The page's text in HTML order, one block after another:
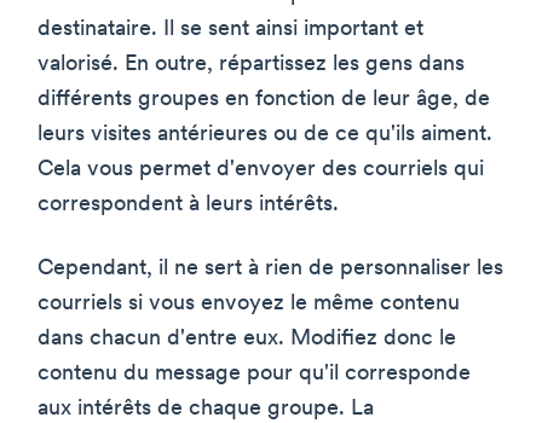
destinataire. Il se sent ainsi important et
valorisé. En outre, répartissez les gens dans
différents groupes en fonction de leur âge, de
leurs visites antérieures ou de ce qu'ils aiment.
Cela vous permet d'envoyer des courriels qui
correspondent à leurs intérêts.
Cependant, il ne sert à rien de personnaliser les
courriels si vous envoyez le même contenu
dans chacun d'entre eux. Modifiez donc le
contenu du message pour qu'il corresponde
aux intérêts de chaque groupe. La